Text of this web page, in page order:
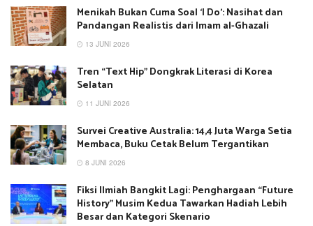
Menikah Bukan Cuma Soal ‘I Do’: Nasihat dan
Pandangan Realistis dari Imam al-Ghazali
13 JUNI 2026
Tren “Text Hip” Dongkrak Literasi di Korea
Selatan
11 JUNI 2026
Survei Creative Australia: 14,4 Juta Warga Setia
Membaca, Buku Cetak Belum Tergantikan
8 JUNI 2026
Fiksi Ilmiah Bangkit Lagi: Penghargaan “Future
History” Musim Kedua Tawarkan Hadiah Lebih
Besar dan Kategori Skenario